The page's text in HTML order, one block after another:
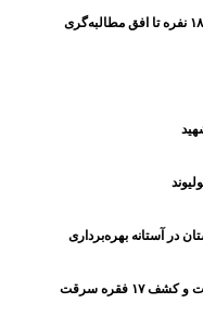
در آستانه بهره‌برداری